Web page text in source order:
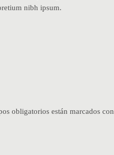
nibh ipsum.
obligatorios están marcados con